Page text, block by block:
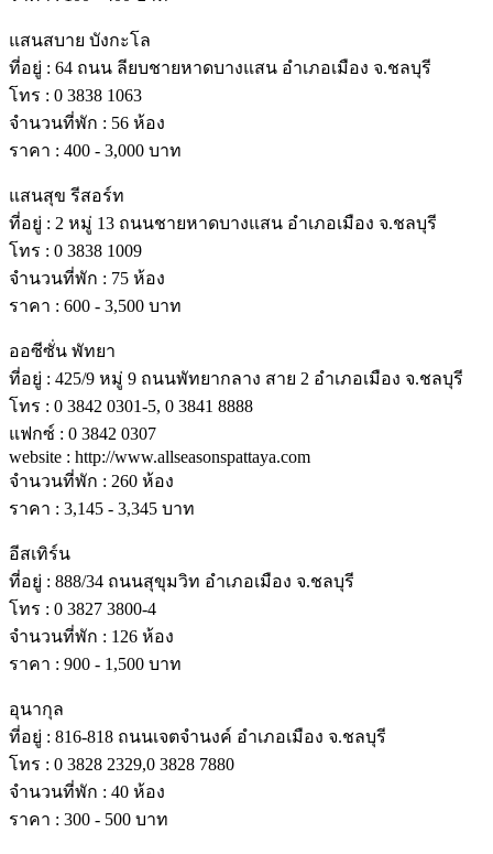
แสนสบาย บังกะโล
ที่อยู่ : 64 ถนน ลียบชายหาดบางแสน อําเภอเมือง จ.ชลบุรี
โทร : 0 3838 1063
จํานวนที่พัก : 56 ห้อง
ราคา : 400 - 3,000 บาท
แสนสุข รีสอร์ท
ที่อยู่ : 2 หมู่ 13 ถนนชายหาดบางแสน อําเภอเมือง จ.ชลบุรี
โทร : 0 3838 1009
จํานวนที่พัก : 75 ห้อง
ราคา : 600 - 3,500 บาท
ออซีซั่น พัทยา
ที่อยู่ : 425/9 หมู่ 9 ถนนพัทยากลาง สาย 2 อําเภอเมือง จ.ชลบุรี
โทร : 0 3842 0301-5, 0 3841 8888
แฟกซ์ : 0 3842 0307
website : http://www.allseasonspattaya.com
จํานวนที่พัก : 260 ห้อง
ราคา : 3,145 - 3,345 บาท
อีสเทิร์น
ที่อยู่ : 888/34 ถนนสุขุมวิท อําเภอเมือง จ.ชลบุรี
โทร : 0 3827 3800-4
จํานวนที่พัก : 126 ห้อง
ราคา : 900 - 1,500 บาท
อุนากุล
ที่อยู่ : 816-818 ถนนเจตจํานงค์ อําเภอเมือง จ.ชลบุรี
โทร : 0 3828 2329,0 3828 7880
จํานวนที่พัก : 40 ห้อง
ราคา : 300 - 500 บาท